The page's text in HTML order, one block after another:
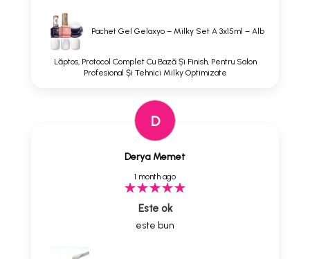
Pachet Gel Gelaxyo – Milky Set A 3x15ml – Alb
Lăptos, Protocol Complet Cu Bază Și Finish, Pentru Salon
Profesional Și Tehnici Milky Optimizate
D
Derya Memet
1 month ago
Este ok
este bun